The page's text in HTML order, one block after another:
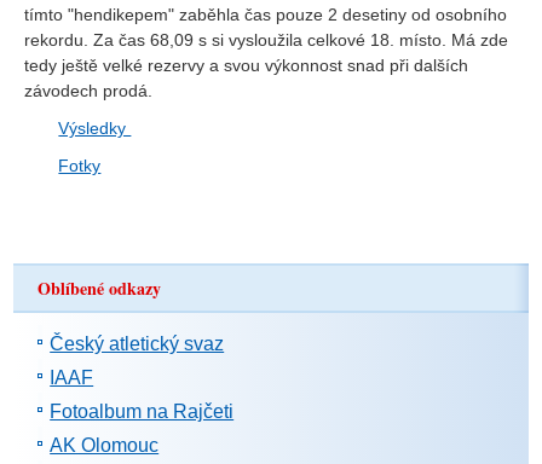
tímto "hendikepem" zaběhla čas pouze 2 desetiny od osobního
rekordu. Za čas 68,09 s si vysloužila celkové 18. místo. Má zde
tedy ještě velké rezervy a svou výkonnost snad při dalších
závodech prodá.
Výsledky
Fotky
Oblíbené odkazy
Český atletický svaz
IAAF
Fotoalbum na Rajčeti
AK Olomouc